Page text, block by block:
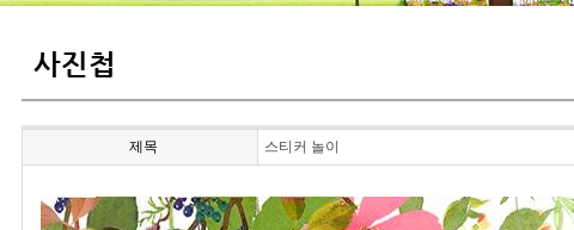
사진첩
제목 스티커 놀이